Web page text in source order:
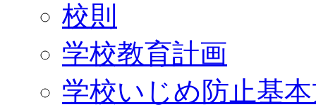
校則
学校教育計画
学校いじめ防止基